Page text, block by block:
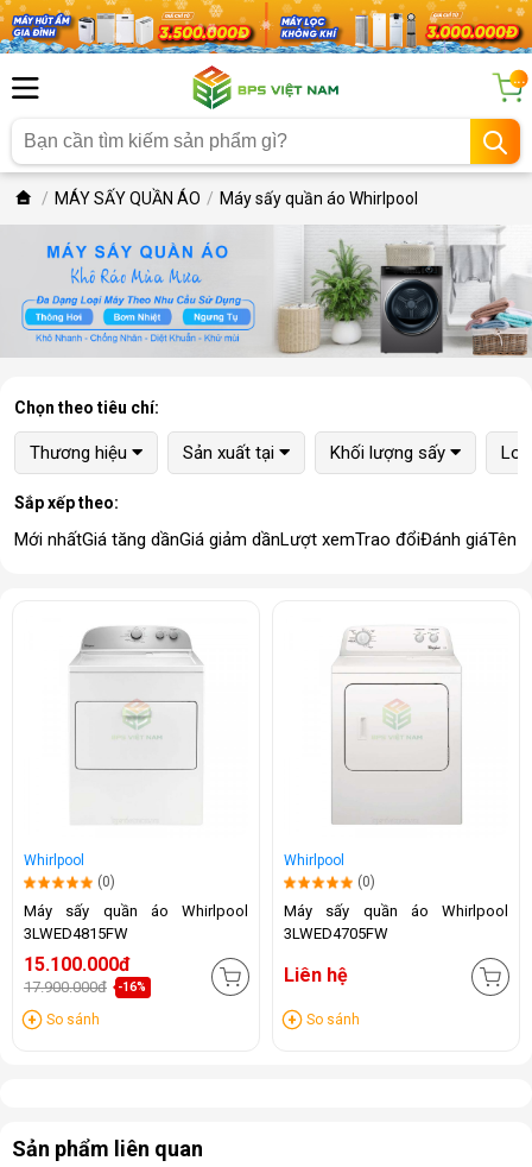
...
MÁY SẤY QUẦN ÁO Máy sấy quần áo Whirlpool
Chọn theo tiêu chí:
Thương hiệu Sản xuất tại Khối lượng sấy
Sắp xếp theo:
Mới nhấtGiá tăng dầnGiá giảm dầnLượt xemTrao đổiĐánh giáTên
Whirlpool
(0)
Máy sấy quần áo Whirlpool
3LWED4815FW
15.100.000đ
17.900.000đ -16%
So sánh
Whirlpool
(0)
Máy sấy quần áo Whirlpool
3LWED4705FW
Liên hệ
So sánh
Sản phẩm liên quan